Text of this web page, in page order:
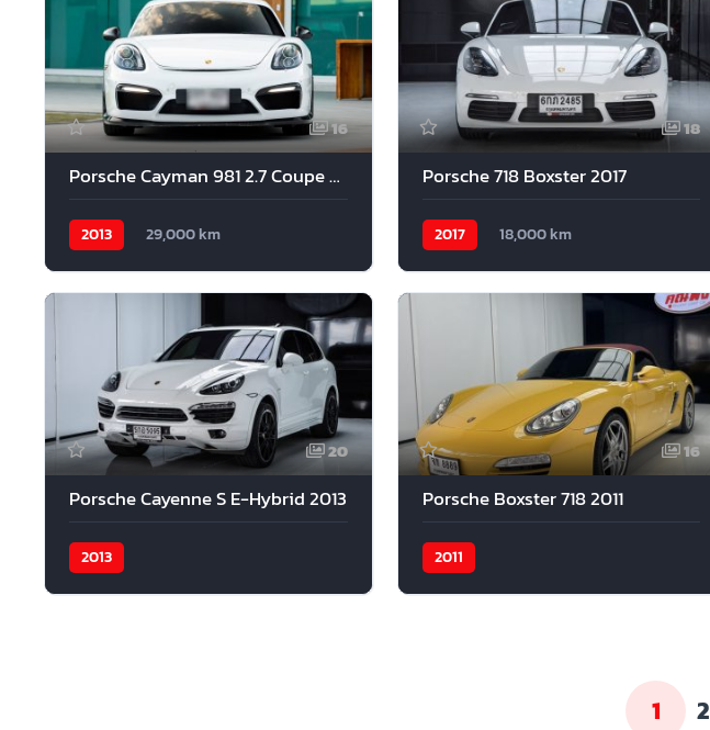
16
Porsche Cayman 981 2.7 Coupe PDK 2013
2013 29,000 km
18
Porsche 718 Boxster 2017
2017 18,000 km
20
Porsche Cayenne S E-Hybrid 2013
2013
16
Porsche Boxster 718 2011
2011
1 2